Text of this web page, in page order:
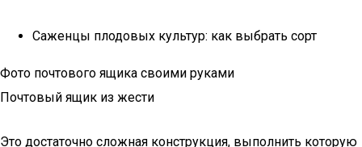
Саженцы плодовых культур: как выбрать сорт
Фото почтового ящика своими руками
Почтовый ящик из жести
Это достаточно сложная конструкция, выполнить которую